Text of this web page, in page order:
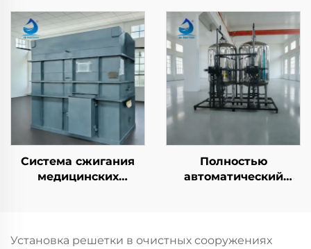
растворённым
воздухом (DAF) для
очистки сточных вод
машина из
нержавеющей стали
для химических
коагулянтов PAM/PAC
для промышленной
очистки сточных вод
Система сжигания
медицинских
Полностью
автоматический
орехов для очистки
Установка решетки в очистных сооружениях